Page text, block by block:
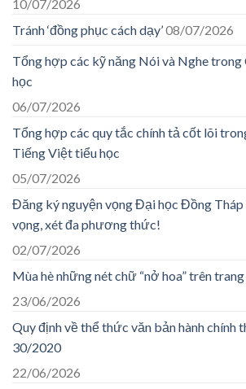
10/07/2026
Tránh ‘đồng phục cách dạy’08/07/2026
Tổng hợp các kỹ năng Nói và Nghe
học
06/07/2026
Tổng hợp các quy tắc chính tả cốt lõi
Tiếng Việt tiểu học
05/07/2026
Đăng ký nguyện vọng Đại học Đồng Tháp
vọng, xét đa phương thức!
02/07/2026
Mùa hè những nét chữ “nở hoa” trên
23/06/2026
Quy định về thể thức văn bản hành chính
30/2020
22/06/2026